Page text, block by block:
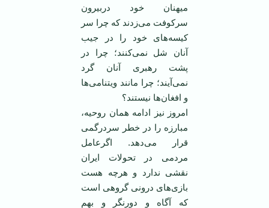
‏میهنان خود دربیرون
سركوفت می‌زدند كه چرا سر
كیسه‌های خود را در جیب
آنان شل نمی‌كنند؛ چرا در
پشت رهبری ‏آنان گرد
نمی‌آیند؛ چرا مانند ویتنامی‌ها
و افغان‌ها نیستند؟
امروز نیز ادامه همان روحیه،
مبارزه را در خطر سردرگمی
قرار می‌دهد. اگرعامل
مردمی در ‏تحولات ایران
نقشی ندارد و هرچه هست
بازی‌های درونی گروهی است
كه آگاه و دورنگر و بهم